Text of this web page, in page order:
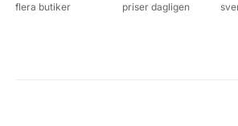
flera butiker
priser dagligen